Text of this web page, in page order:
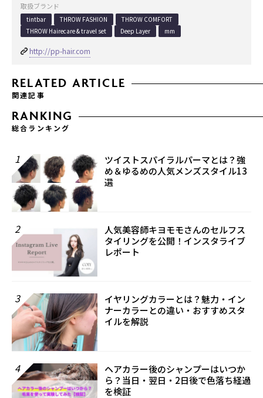
取扱ブランド
tintbar THROW FASHION
THROW COMFORT
THROW Hairecare & travel set
Deep Layer mm
http://pp-hair.com
RELATED ARTICLE
関連記事
RANKING
総合ランキング
1
ツイストスパイラルパーマとは？強
め＆ゆるめの人気メンズスタイル13
選
2
人気美容師キヨモモさんのセルフス
タイリングを公開！インスタライブ
レポート
3
イヤリングカラーとは？魅力・イン
ナーカラーとの違い・おすすめスタ
イルを解説
4
ヘアカラー後のシャンプーはいつか
ら？当日・翌日・2日後で色落ち経過
を検証